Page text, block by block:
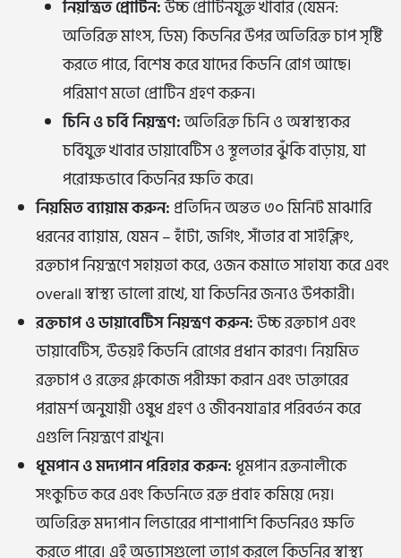
নিয়ন্ত্রিত প্রোটিন:উচ্চ প্রোটিনযুক্ত খাবার (যেমন:
অতিরিক্ত মাংস, ডিম) কিডনির উপর অতিরিক্ত চাপ সৃষ্টি
করতে পারে, বিশেষ করে যাদের কিডনি রোগ আছে।
পরিমাণ মতো প্রোটিন গ্রহণ করুন।
চিনি ও চর্বি নিয়ন্ত্রণ:অতিরিক্ত চিনি ও অস্বাস্থ্যকর
চর্বিযুক্ত খাবার ডায়াবেটিস ও স্থূলতার ঝুঁকি বাড়ায়, যা
পরোক্ষভাবে কিডনির ক্ষতি করে।
নিয়মিত ব্যায়াম করুন: প্রতিদিন অন্তত ৩০ মিনিট মাঝারি
ধরনের ব্যায়াম, যেমন – হাঁটা, জগিং, সাঁতার বা সাইক্লিং,
রক্তচাপ নিয়ন্ত্রণে সহায়তা করে, ওজন কমাতে সাহায্য করে এবং
overall স্বাস্থ্য ভালো রাখে, যা কিডনির জন্যও উপকারী।
রক্তচাপ ও ডায়াবেটিস নিয়ন্ত্রণ করুন:উচ্চ রক্তচাপ এবং
ডায়াবেটিস, উভয়ই কিডনি রোগের প্রধান কারণ। নিয়মিত
রক্তচাপ ও রক্তের গ্লুকোজ পরীক্ষা করান এবং ডাক্তারের
পরামর্শ অনুযায়ী ওষুধ গ্রহণ ও জীবনযাত্রার পরিবর্তন করে
এগুলি নিয়ন্ত্রণে রাখুন।
ধূমপান ও মদ্যপান পরিহার করুন: ধূমপান রক্তনালীকে
সংকুচিত করে এবং কিডনিতে রক্ত ​​প্রবাহ কমিয়ে দেয়।
অতিরিক্ত মদ্যপান লিভারের পাশাপাশি কিডনিরও ক্ষতি
করতে পারে। এই অভ্যাসগুলো ত্যাগ করলে কিডনির স্বাস্থ্য